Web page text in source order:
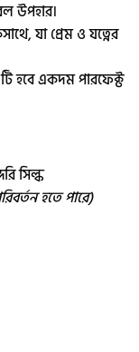
উপহার।
যা প্রেম ও যত্নের
হবে একদম পারফেক্ট
সিল্ক
হতে পারে)